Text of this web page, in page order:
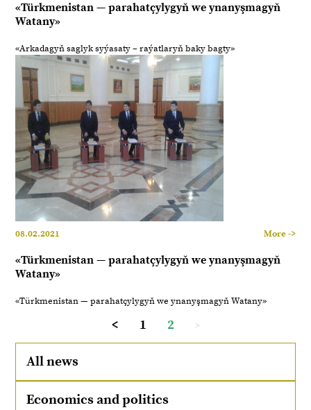
«Türkmenistan — parahatçylygyň we ynanyşmagyň
Watany»
«Arkadagyň saglyk syýasaty – raýatlaryň baky bagty»
08.02.2021 More ->
«Türkmenistan — parahatçylygyň we ynanyşmagyň
Watany»
«Türkmenistan — parahatçylygyň we ynanyşmagyň Watany»
< 1 2 >
All news
Economics and politics